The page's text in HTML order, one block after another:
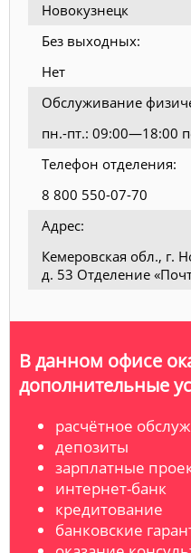
Новокузнецк
Без выходных:
Нет
Обслуживание
пн.-пт.: 09:00—18:00
Телефон отделения:
8 800 550-07-70
Адрес:
Кемеровская обл., г.
д. 53 Отделение
В данном офисе
дополнительные
расчётное
депозиты
зарплатные
интернет-банк
кредитование
банковские